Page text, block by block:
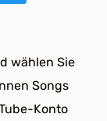
wählen Sie
Songs
Konto